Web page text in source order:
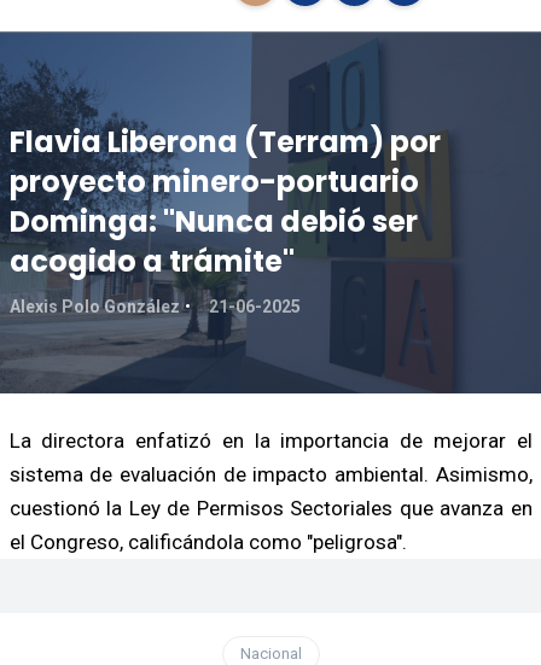
Flavia Liberona (Terram) por
proyecto minero-portuario
Dominga: "Nunca debió ser
acogido a trámite"
Alexis Polo González 21-06-2025
La directora enfatizó en la importancia de mejorar el
sistema de evaluación de impacto ambiental. Asimismo,
cuestionó la Ley de Permisos Sectoriales que avanza en
el Congreso, calificándola como "peligrosa".
Nacional